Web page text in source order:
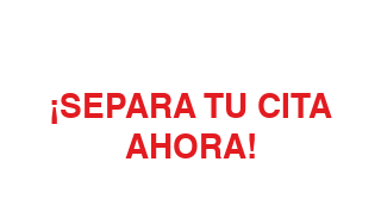
¡SEPARA TU CITA
AHORA!